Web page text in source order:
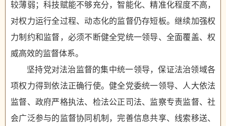
较薄弱；科技赋能不够充分，智能化、精准化程度不高，
对权力运行全过程、动态化的监督仍存短板。继续加强权
力制约和监督，必须不断健全党统一领导、全面覆盖、权
威高效的监督体系。
坚持党对法治监督的集中统一领导，保证法治领域各
项权力得到依法正确行使。健全党委统一领导、人大依法
监督、政府严格执法、检法公正司法、监察专责监督、社
会广泛参与的监督协同机制，完善信息共享、线索移送、